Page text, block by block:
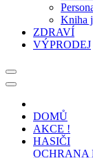
Kniha
ZDRAVÍ
VÝPRODEJ
DOMŮ
AKCE !
HASIČI
OCHRANA